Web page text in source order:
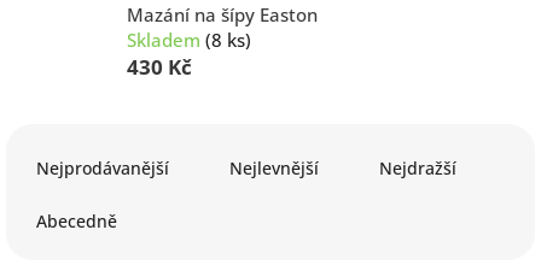
Mazání na šípy Easton
Skladem (8 ks)
430 Kč
Nejprodávanější Nejlevnější Nejdražší
Abecedně